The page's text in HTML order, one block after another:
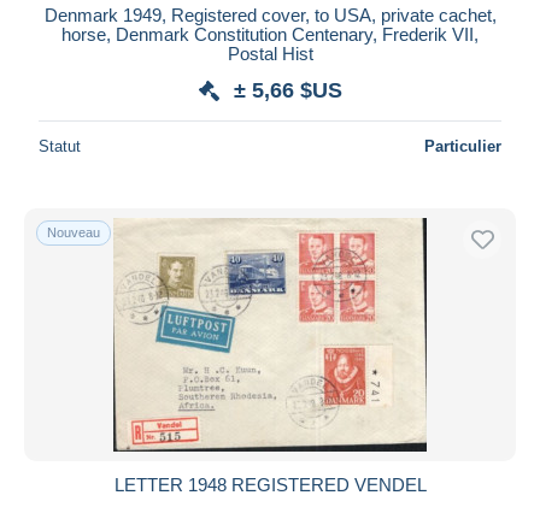
Denmark 1949, Registered cover, to USA, private cachet,
horse, Denmark Constitution Centenary, Frederik VII,
Postal Hist
± 5,66 $US
Statut Particulier
Nouveau
LETTER 1948 REGISTERED VENDEL